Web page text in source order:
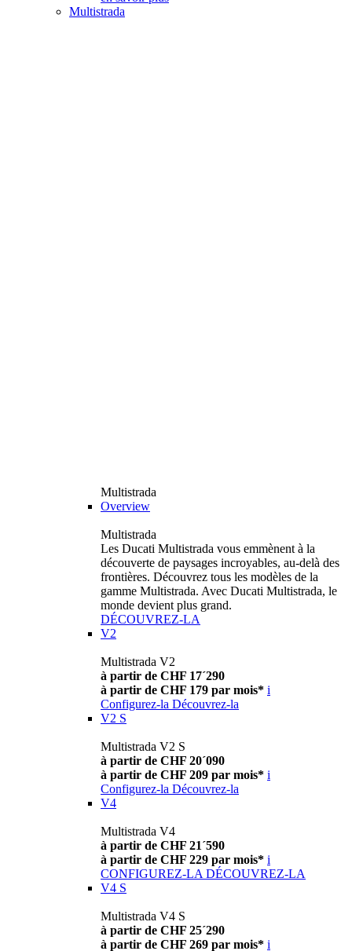
Multistrada
Multistrada
Overview
Multistrada
Les Ducati Multistrada vous emmènent à la
découverte de paysages incroyables, au-delà des
frontières. Découvrez tous les modèles de la
gamme Multistrada. Avec Ducati Multistrada, le
monde devient plus grand.
DÉCOUVREZ-LA
V2
Multistrada V2
à partir de CHF 17´290
à partir de CHF 179 par mois* i
Configurez-la Découvrez-la
V2 S
Multistrada V2 S
à partir de CHF 20´090
à partir de CHF 209 par mois* i
Configurez-la Découvrez-la
V4
Multistrada V4
à partir de CHF 21´590
à partir de CHF 229 par mois* i
CONFIGUREZ-LA DÉCOUVREZ-LA
V4 S
Multistrada V4 S
à partir de CHF 25´290
à partir de CHF 269 par mois* i